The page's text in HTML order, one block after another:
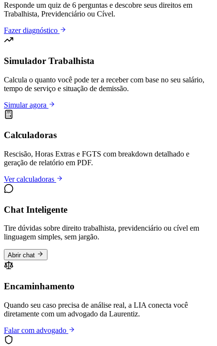
Responde um quiz de 6 perguntas e descobre seus direitos em
Trabalhista, Previdenciário ou Cível.
Fazer diagnóstico
Simulador Trabalhista
Calcula o quanto você pode ter a receber com base no seu salário,
tempo de serviço e situação de demissão.
Simular agora
Calculadoras
Rescisão, Horas Extras e FGTS com breakdown detalhado e
geração de relatório em PDF.
Ver calculadoras
Chat Inteligente
Tire dúvidas sobre direito trabalhista, previdenciário ou cível em
linguagem simples, sem jargão.
Abrir chat
Encaminhamento
Quando seu caso precisa de análise real, a LIA conecta você
diretamente com um advogado da Laurentiz.
Falar com advogado